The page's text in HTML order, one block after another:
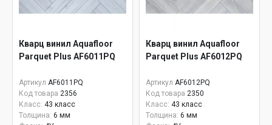
Кварц винил Aquafloor
Parquet Plus AF6011PQ
Артикул AF6011PQ
Код товара 2356
Класс: 43 класс
Толщина: 6 мм
Кварц винил Aquafloor
Parquet Plus AF6012PQ
Артикул AF6012PQ
Код товара 2350
Класс: 43 класс
Толщина: 6 мм